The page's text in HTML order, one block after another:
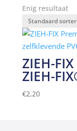
Enig resultaat
ZIEH-
ZIEH-
€2,20